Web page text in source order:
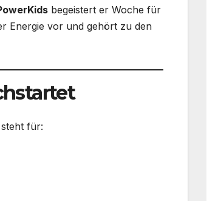
begeistert er Woche für
Energie vor und gehört zu den
für: